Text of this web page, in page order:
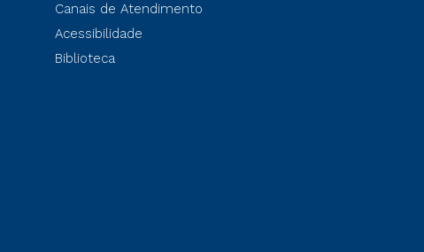
Canais de Atendimento
Acessibilidade
Biblioteca